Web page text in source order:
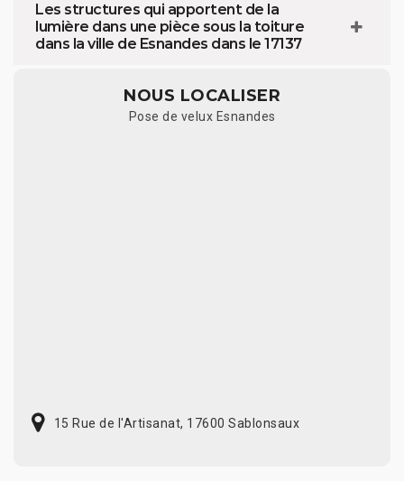
Les structures qui apportent de la
lumière dans une pièce sous la toiture
dans la ville de Esnandes dans le 17137
NOUS LOCALISER
Pose de velux Esnandes
15 Rue de l'Artisanat, 17600 Sablonsaux